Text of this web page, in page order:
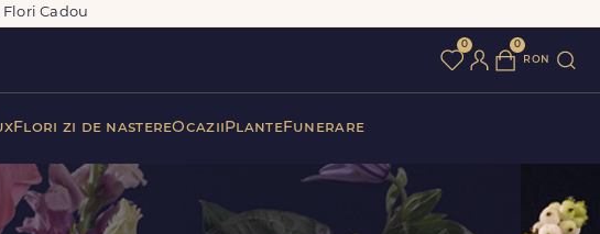
Cadou
0 0
ron
Flori zi de nastereOcazii PlanteFunerare